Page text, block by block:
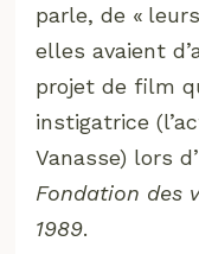
parle, de «
elles avaient
projet de film
instigatrice
Vanasse) lors
Fondation des
1989.